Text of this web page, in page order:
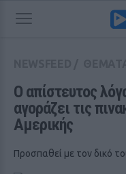
Ο απίστευτος
αγοράζει τις
Αμερικής
Προσπαθεί με τον δικό